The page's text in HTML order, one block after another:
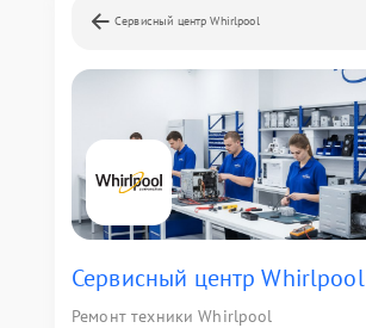
Сервисный центр Whirlpool
Сервисный центр Whirlpool
Ремонт техники Whirlpool